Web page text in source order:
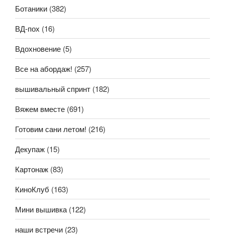
Ботаники (382)
ВД-пох (16)
Вдохновение (5)
Все на абордаж! (257)
вышивальный спринт (182)
Вяжем вместе (691)
Готовим сани летом! (216)
Декупаж (15)
Картонаж (83)
КиноКлуб (163)
Мини вышивка (122)
наши встречи (23)